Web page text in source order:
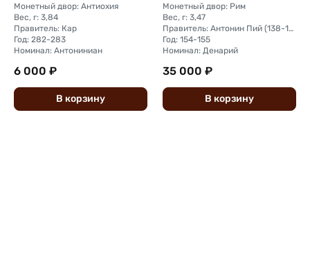
Монетный двор: Антиохия
Вес, г: 3,84
Правитель: Кар
Год: 282-283
Номинал: Антониниан
6 000 ₽
В корзину
Монетный двор: Рим
Вес, г: 3,47
Правитель: Антонин Пий (138-161)
Год: 154-155
Номинал: Денарий
35 000 ₽
В корзину